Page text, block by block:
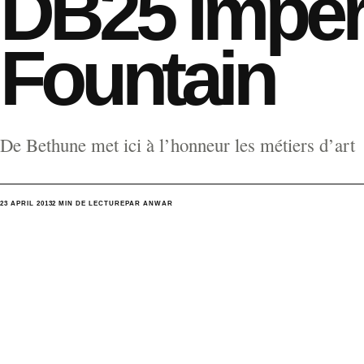
Fountain
De Bethune met ici à l’honneur les métiers d’art
23 APRIL 20132 MIN DE LECTURE PAR ANWAR